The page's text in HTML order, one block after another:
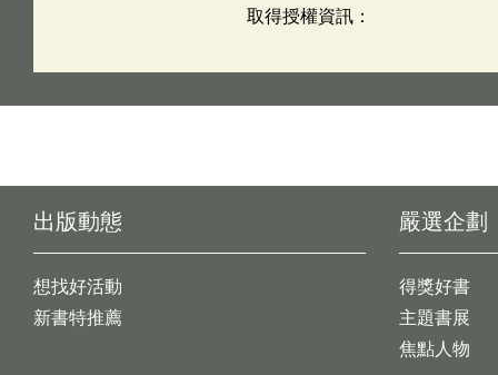
取得授權資訊：
出版動態
想找好活動
新書特推薦
嚴選企劃
得獎好書
主題書展
焦點人物